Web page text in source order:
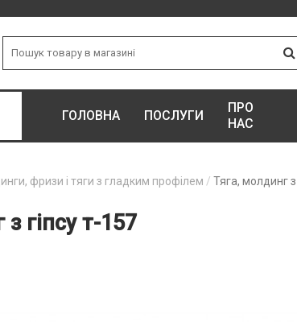
ГОЛОВНА ПОСЛУГИ
ПРО
НАС
фризи і тяги з гладким профілем Тяга, молдинг з
гіпсу т-157